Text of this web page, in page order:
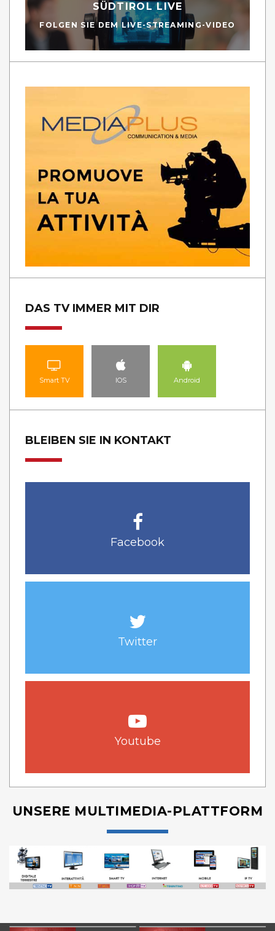
SÜDTIROL LIVE
FOLGEN SIE DEM LIVE-STREAMING-VIDEO
DAS TV IMMER MIT DIR
Smart TV IOS Android
BLEIBEN SIE IN KONTAKT
Facebook
Twitter
Youtube
UNSERE MULTIMEDIA-PLATTFORM